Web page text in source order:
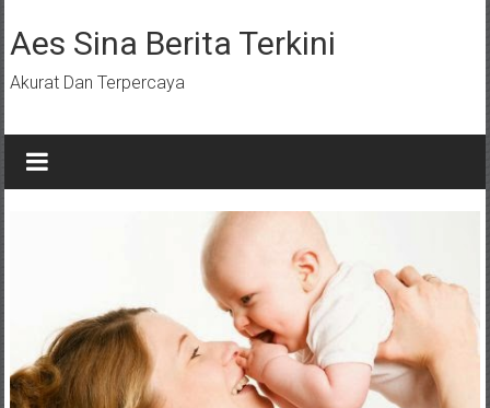
ke
konten
Aes Sina Berita Terkini
Akurat Dan Terpercaya